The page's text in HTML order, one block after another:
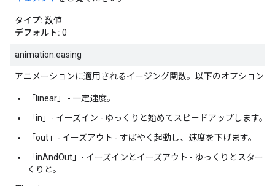
タイプ: 数値
デフォルト: 0
animation.easing
アニメーションに適用されるイージング関数。以下のオプション
「linear」 - 一定速度。
「in」- イーズイン - ゆっくりと始めてスピードアップします。
「out」- イーズアウト - すばやく起動し、速度を下げます。
「inAndOut」- イーズインとイーズアウト - ゆっくりとスター
くりと。